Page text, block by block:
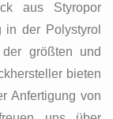
aus Styropor
in der Polystyrol
größten und
bieten
Anfertigung von